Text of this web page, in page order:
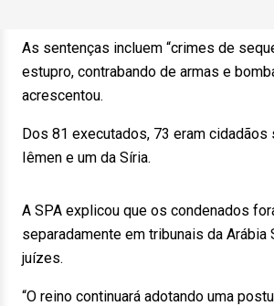
As sentenças incluem “crimes de
estupro, contrabando de armas e
acrescentou.
Dos 81 executados, 73 eram
Iêmen e um da Síria.
A SPA explicou que os condenados
separadamente em tribunais da Arábia
juízes.
“O reino continuará adotando uma